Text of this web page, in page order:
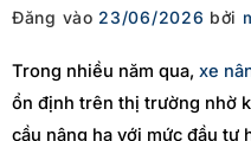
Đăng vào 23/06/2026 bởi
Trong nhiều năm qua, xe
ổn định trên thị trường nhờ
cầu nâng hạ với mức đầu tư